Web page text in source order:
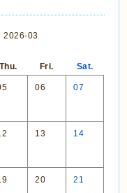
2026-03
Thu. Fri. Sat.
06 07
13 14
20 21